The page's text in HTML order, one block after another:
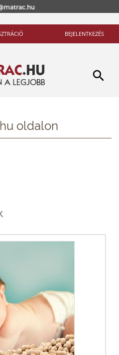
BEJELENTKEZÉS
oldalon